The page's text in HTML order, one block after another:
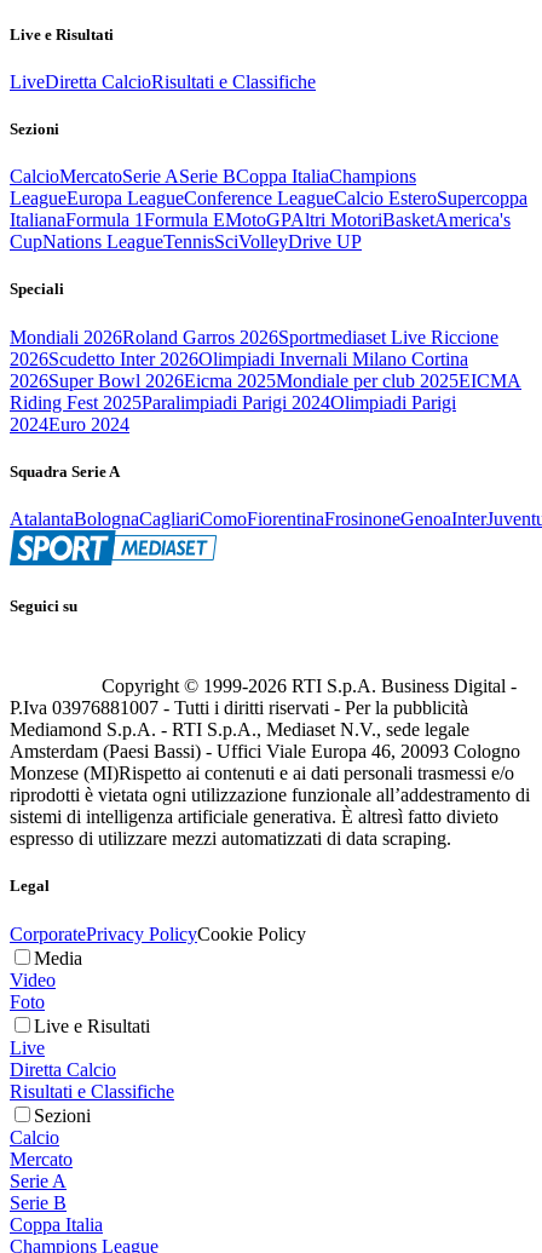
Live e Risultati
LiveDiretta CalcioRisultati e Classifiche
Sezioni
CalcioMercatoSerie ASerie BCoppa ItaliaChampions
LeagueEuropa LeagueConference LeagueCalcio EsteroSupercoppa
ItalianaFormula 1Formula EMotoGPAltri MotoriBasketAmerica's
CupNations LeagueTennisSciVolleyDrive UP
Speciali
Mondiali 2026Roland Garros 2026Sportmediaset Live Riccione
2026Scudetto Inter 2026Olimpiadi Invernali Milano Cortina
2026Super Bowl 2026Eicma 2025Mondiale per club 2025EICMA
Riding Fest 2025Paralimpiadi Parigi 2024Olimpiadi Parigi
2024Euro 2024
Squadra Serie A
AtalantaBolognaCagliariComoFiorentinaFrosinoneGenoaInter
Seguici su
Copyright © 1999-2026 RTI S.p.A. Business Digital -
P.Iva 03976881007 - Tutti i diritti riservati - Per la pubblicità
Mediamond S.p.A. - RTI S.p.A., Mediaset N.V., sede legale
Amsterdam (Paesi Bassi) - Uffici Viale Europa 46, 20093 Cologno
Monzese (MI)Rispetto ai contenuti e ai dati personali trasmessi e/o
riprodotti è vietata ogni utilizzazione funzionale all’addestramento di
sistemi di intelligenza artificiale generativa. È altresì fatto divieto
espresso di utilizzare mezzi automatizzati di data scraping.
Legal
CorporatePrivacy PolicyCookie Policy
Media
Video
Foto
Live e Risultati
Live
Diretta Calcio
Risultati e Classifiche
Sezioni
Calcio
Mercato
Serie A
Serie B
Coppa Italia
Champions League